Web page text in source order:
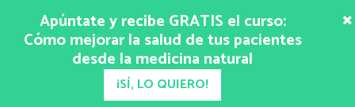
Apúntate y recibe GRATIS el curso:
Cómo mejorar la salud de tus pacientes
desde la medicina natural
¡SÍ, LO QUIERO!